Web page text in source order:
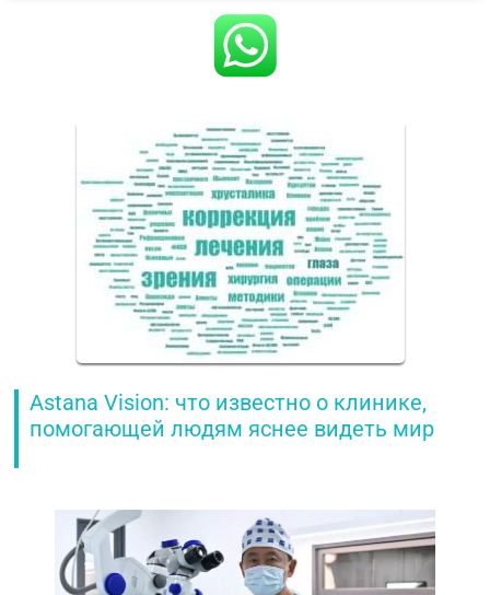
Astana Vision: что известно о клинике,
помогающей людям яснее видеть мир